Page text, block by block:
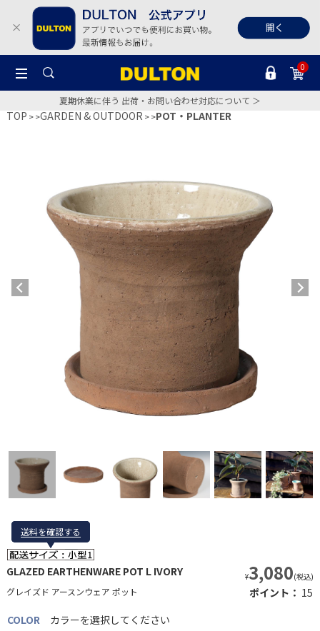
0
夏期休業に伴う 出荷・お問い合わせ対応について ＞
TOP >GARDEN & OUTDOOR >POT・PLANTER
送料を確認する
送料を確認する
GLAZED EARTHENWARE POT L IVORY
グレイズド アースンウェア ポット
¥3,080(税込)
ポイント： 15
COLOR
カラーを選択してください